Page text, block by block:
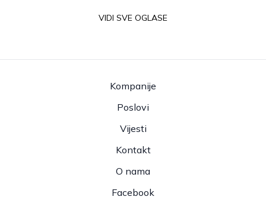
VIDI SVE OGLASE
Kompanije
Poslovi
Vijesti
Kontakt
O nama
Facebook